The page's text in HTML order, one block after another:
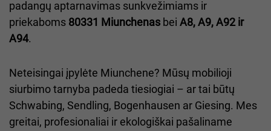
padangų aptarnavimas sunkvežimiams ir
priekaboms 80331 Miunchenas bei A8, A9, A92 ir
A94.
Neteisingai įpylėte Miunchene? Mūsų mobilioji
siurbimo tarnyba padeda tiesiogiai – ar tai būtų
Schwabing, Sendling, Bogenhausen ar Giesing. Mes
greitai, profesionaliai ir ekologiškai pašaliname